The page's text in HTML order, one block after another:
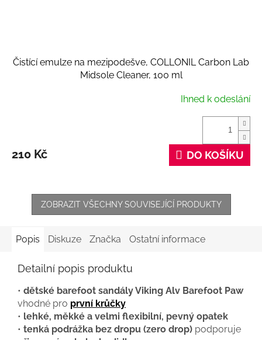
Čistící emulze na mezipodešve, COLLONIL Carbon Lab
Midsole Cleaner, 100 ml
Ihned k odeslání
210 Kč DO KOŠÍKU
ZOBRAZIT VŠECHNY SOUVISEJÍCÍ PRODUKTY
Popis Diskuze Značka Ostatní informace
Detailní popis produktu
• dětské barefoot sandály Viking Alv Barefoot Paw
vhodné pro první krůčky
• lehké, měkké a velmi flexibilní, pevný opatek
• tenká podrážka bez dropu (zero drop) podporuje